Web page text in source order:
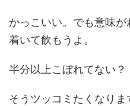
かっこいい。でも意味
着いて飲もうよ。
半分以上こぼれてない？
そうツッコミたくなり